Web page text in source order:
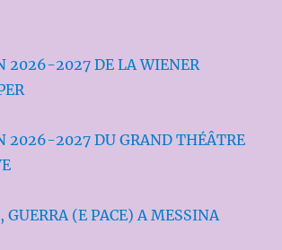
2026-2027 DE LA WIENER
2026-2027 DU GRAND THÉÂTRE
GUERRA (E PACE) A MESSINA